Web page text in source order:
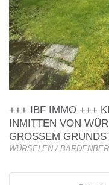
+++ IBF IMMO +++
INMITTEN VON
GROSSEM
WÜRSELEN /